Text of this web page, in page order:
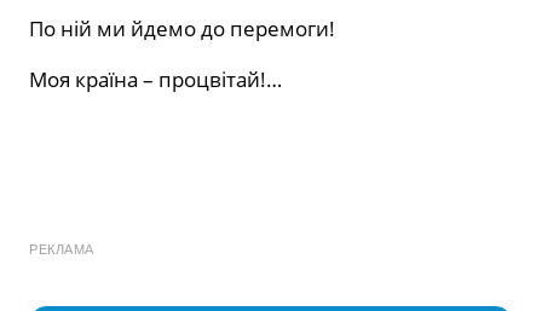
По ній ми йдемо до перемоги!
Моя країна – процвітай!…
РЕКЛАМА